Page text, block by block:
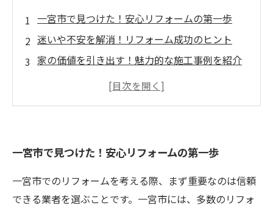
一宮市で見つけた！安心リフォームの第一歩
迷いや不安を解消！リフォーム成功のヒント
家の価値を引き出す！魅力的な施工事例を紹介
地元の業者と共に実現する理想の住まい
とめ
一宮市で見つけた！安心リフォームの第一歩
一宮市でのリフォームを考える際、まず重要なのは信頼
できる業者を選ぶことです。一宮市には、多数のリフォ